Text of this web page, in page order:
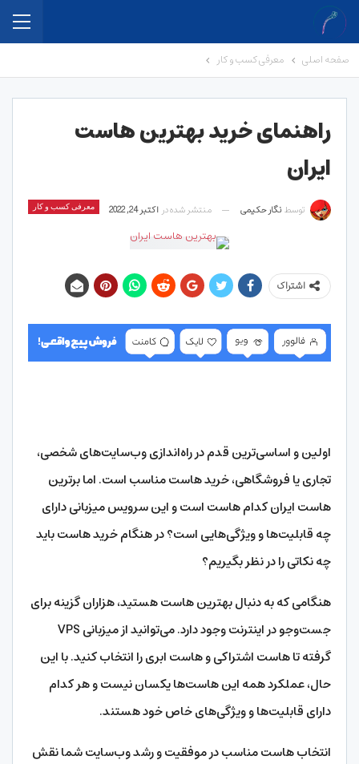
صفحه اصلی معرفی کسب و کار
راهنمای خرید بهترین هاست
ایران
معرفی کسب و کار توسط نگار حکیمی منتشر شده در اکتبر 24, 2022
اشتراک
اولین و اساسی‌ترین قدم در راه‌اندازی وب‌سایت‌های شخصی،
تجاری یا فروشگاهی، خرید هاست مناسب است. اما برترین
هاست ایران کدام هاست است و این سرویس میزبانی دارای
چه قابلیت‌ها و ویژگی‌هایی است؟ در هنگام خرید هاست باید
چه نکاتی را در نظر بگیریم؟
هنگامی که به دنبال بهترین هاست هستید، هزاران گزینه برای
جست‌وجو در اینترنت وجود دارد. می‌توانید از میزبانی VPS
گرفته تا هاست اشتراکی و هاست ابری را انتخاب کنید. با این
حال، عملکرد همه این هاست‎‌ها یکسان نیست و هر کدام
دارای قابلیت‌ها و ویژگی‌های خاص خود هستند.
انتخاب هاست مناسب در موفقیت و رشد وب‌سایت شما نقش